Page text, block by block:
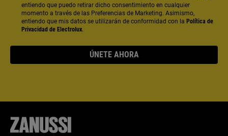
entiendo que puedo retirar dicho consentimiento en cualquier
momento a través de las Preferencias de Marketing. Asimismo,
entiendo que mis datos se utilizarán de conformidad con la Política de
Privacidad de Electrolux.
ÚNETE AHORA